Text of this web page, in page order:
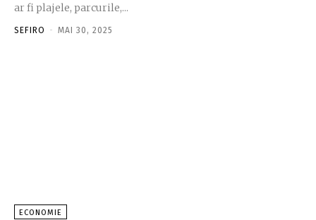
ar fi plajele, parcurile,...
SEFIRO - MAI 30, 2025
ECONOMIE